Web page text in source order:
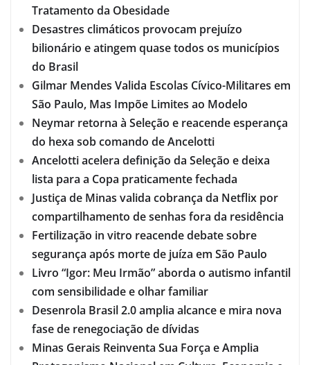
Tratamento da Obesidade
Desastres climáticos provocam prejuízo
bilionário e atingem quase todos os municípios
do Brasil
Gilmar Mendes Valida Escolas Cívico-Militares em
São Paulo, Mas Impõe Limites ao Modelo
Neymar retorna à Seleção e reacende esperança
do hexa sob comando de Ancelotti
Ancelotti acelera definição da Seleção e deixa
lista para a Copa praticamente fechada
Justiça de Minas valida cobrança da Netflix por
compartilhamento de senhas fora da residência
Fertilização in vitro reacende debate sobre
segurança após morte de juíza em São Paulo
Livro “Igor: Meu Irmão” aborda o autismo infantil
com sensibilidade e olhar familiar
Desenrola Brasil 2.0 amplia alcance e mira nova
fase de renegociação de dívidas
Minas Gerais Reinventa Sua Força e Amplia